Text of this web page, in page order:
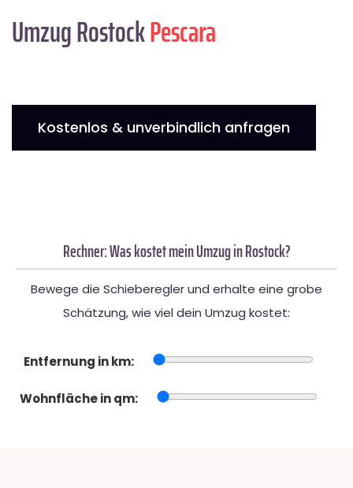
Umzug RostockPescara
Kostenlos & unverbindlich anfragen
Rechner: Was kostet mein Umzug in Rostock?
Bewege die Schieberegler und erhalte eine grobe
Schätzung, wie viel dein Umzug kostet:
Entfernung in km:
Wohnfläche in qm: